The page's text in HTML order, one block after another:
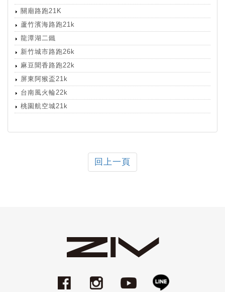
關廟路跑21K
蘆竹濱海路跑21k
龍潭湖二鐵
新竹城市路跑26k
麻豆聞香路跑22k
屏東阿猴盃21k
台南風火輪22k
桃園航空城21k
回上一頁